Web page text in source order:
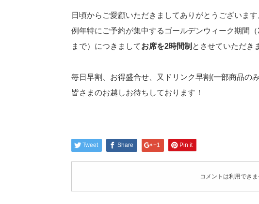
日頃からご愛顧いただきましてありがとうございます
例年特にご予約が集中するゴールデンウィーク期間
まで）につきましてお席を2時間制 とさせていただき
毎日早割、お得盛合せ、又ドリンク早割(一部商品の
皆さまのお越しお待ちしております！
Tweet Share +1 Pin it
コメントは利用できま